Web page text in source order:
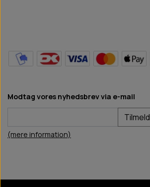
Modtag vores nyhedsbrev via e-mail
Tilmeld
(mere information)